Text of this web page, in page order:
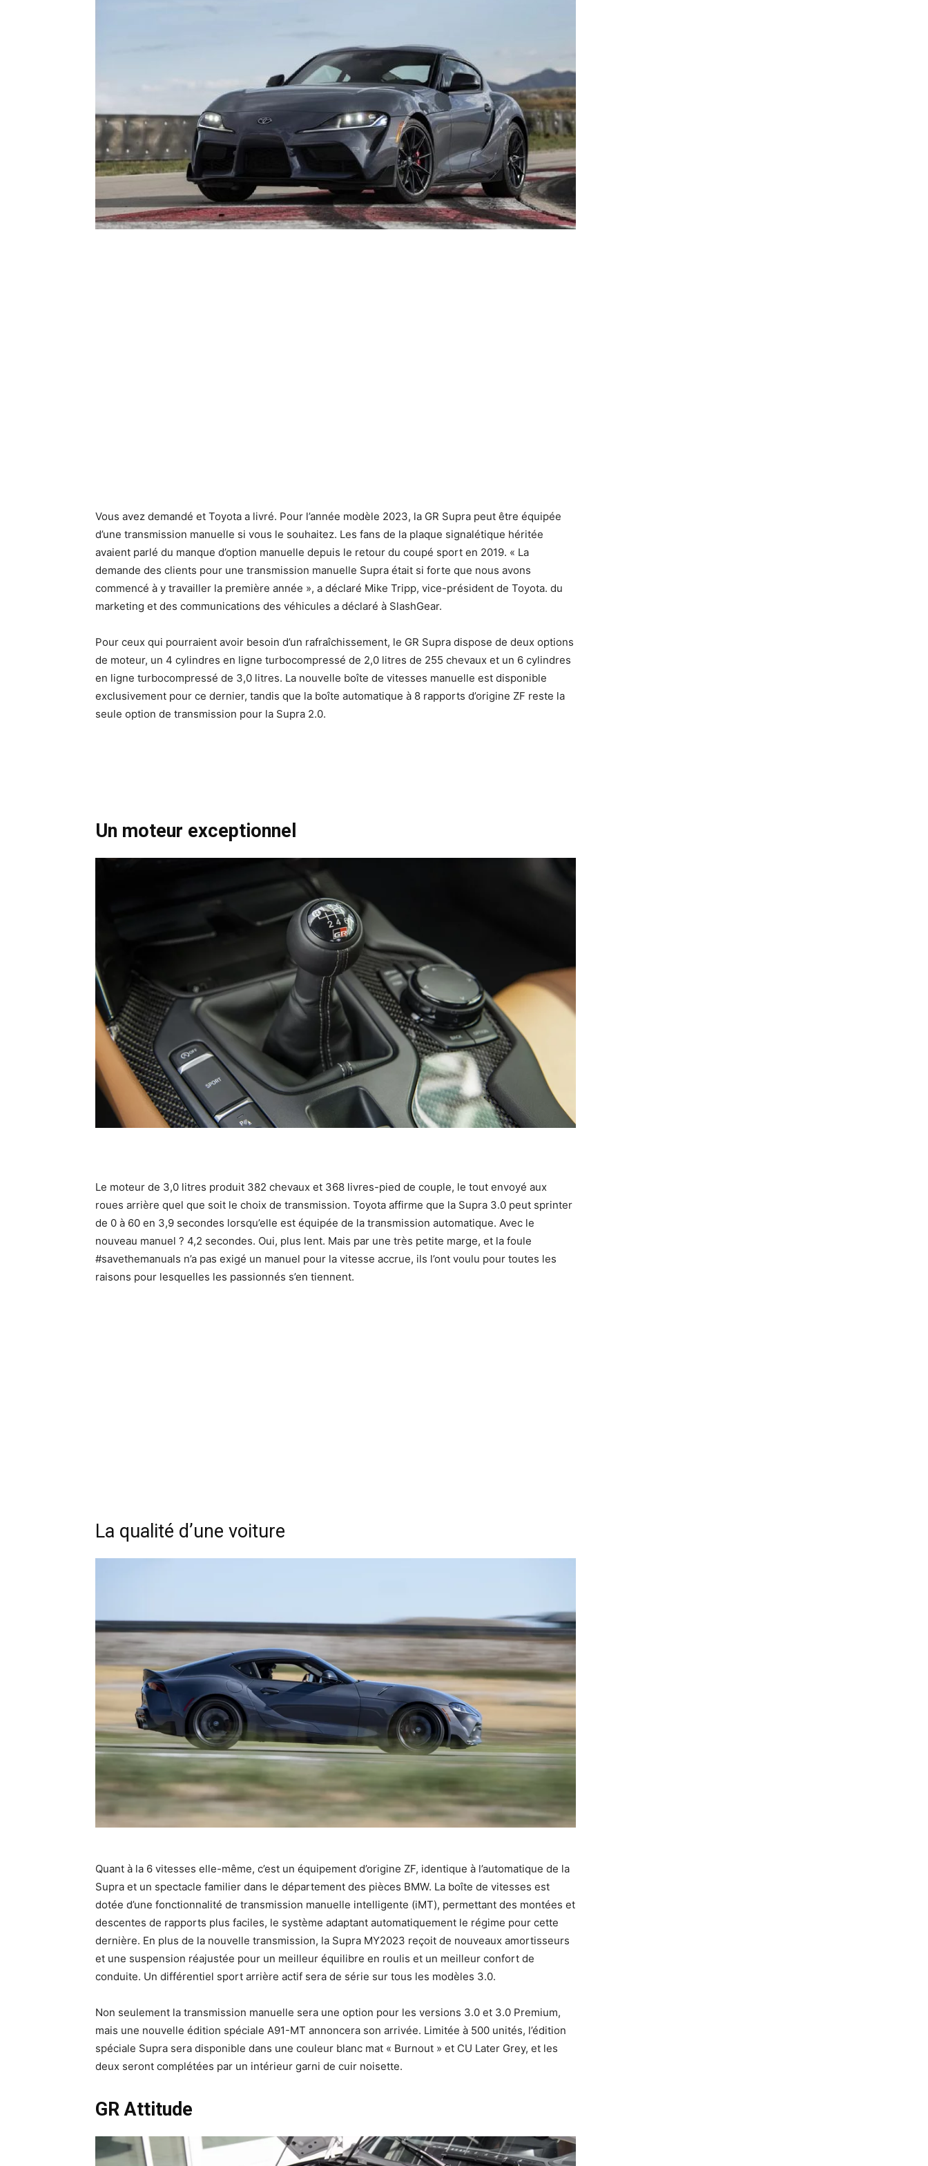
Vous avez demandé et Toyota a livré. Pour l’année modèle 2023, la GR Supra peut être équipée
d’une transmission manuelle si vous le souhaitez. Les fans de la plaque signalétique héritée
avaient parlé du manque d’option manuelle depuis le retour du coupé sport en 2019. « La
demande des clients pour une transmission manuelle Supra était si forte que nous avons
commencé à y travailler la première année », a déclaré Mike Tripp, vice-président de Toyota. du
marketing et des communications des véhicules a déclaré à SlashGear.
Pour ceux qui pourraient avoir besoin d’un rafraîchissement, le GR Supra dispose de deux options
de moteur, un 4 cylindres en ligne turbocompressé de 2,0 litres de 255 chevaux et un 6 cylindres
en ligne turbocompressé de 3,0 litres. La nouvelle boîte de vitesses manuelle est disponible
exclusivement pour ce dernier, tandis que la boîte automatique à 8 rapports d’origine ZF reste la
seule option de transmission pour la Supra 2.0.
Un moteur exceptionnel
Le moteur de 3,0 litres produit 382 chevaux et 368 livres-pied de couple, le tout envoyé aux
roues arrière quel que soit le choix de transmission. Toyota affirme que la Supra 3.0 peut sprinter
de 0 à 60 en 3,9 secondes lorsqu’elle est équipée de la transmission automatique. Avec le
nouveau manuel ? 4,2 secondes. Oui, plus lent. Mais par une très petite marge, et la foule
#savethemanuals n’a pas exigé un manuel pour la vitesse accrue, ils l’ont voulu pour toutes les
raisons pour lesquelles les passionnés s’en tiennent.
La qualité d’une voiture
Quant à la 6 vitesses elle-même, c’est un équipement d’origine ZF, identique à l’automatique de la
Supra et un spectacle familier dans le département des pièces BMW. La boîte de vitesses est
dotée d’une fonctionnalité de transmission manuelle intelligente (iMT), permettant des montées et
descentes de rapports plus faciles, le système adaptant automatiquement le régime pour cette
dernière. En plus de la nouvelle transmission, la Supra MY2023 reçoit de nouveaux amortisseurs
et une suspension réajustée pour un meilleur équilibre en roulis et un meilleur confort de
conduite. Un différentiel sport arrière actif sera de série sur tous les modèles 3.0.
Non seulement la transmission manuelle sera une option pour les versions 3.0 et 3.0 Premium,
mais une nouvelle édition spéciale A91-MT annoncera son arrivée. Limitée à 500 unités, l’édition
spéciale Supra sera disponible dans une couleur blanc mat « Burnout » et CU Later Grey, et les
deux seront complétées par un intérieur garni de cuir noisette.
GR Attitude